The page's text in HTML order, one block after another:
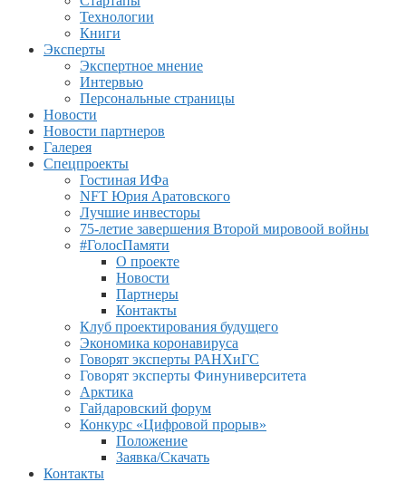
Технологии
Книги
Эксперты
Экспертное мнение
Интервью
Персональные страницы
Новости
Новости партнеров
Галерея
Спецпроекты
Гостиная ИФа
NFT Юрия Аратовского
Лучшие инвесторы
75-летие завершения Второй мировоой войны
#ГолосПамяти
О проекте
Новости
Партнеры
Контакты
Клуб проектирования будущего
Экономика коронавируса
Говорят эксперты РАНХиГС
Говорят эксперты Финуниверситета
Арктика
Гайдаровский форум
Конкурс «Цифровой прорыв»
Положение
Заявка/Скачать
Контакты